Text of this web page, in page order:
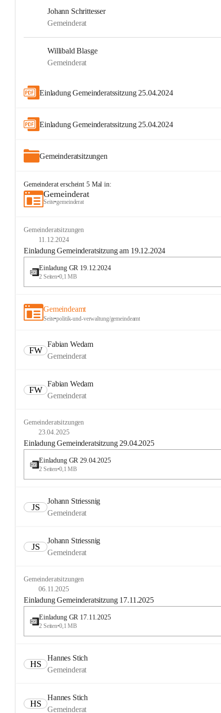
Johann Schrittesser
Gemeinderat
Willibald Blasge
Gemeinderat
Einladung Gemeinderatssitzung 25.04.2024
Einladung Gemeinderatssitzung 25.04.2024
Gemeinderatsitzungen
Gemeinderaterscheint 5Mal in:
Gemeinderat
Seite•gemeinderat
Gemeinderatsitzungen
11.12.2024
Einladung Gemeinderatsitzung am 19.12.2024
Einladung GR 19.12.2024
2 Seiten•0,1 MB
Gemeindeamt
Seite•politik-und-verwaltung/gemeindeamt
FW
Fabian Wedam
Gemeinderat
FW
Fabian Wedam
Gemeinderat
Gemeinderatsitzungen
23.04.2025
Einladung Gemeinderatsitzung 29.04.2025
Einladung GR 29.04.2025
2 Seiten•0,1 MB
JS
Johann Striessnig
Gemeinderat
JS
Johann Striessnig
Gemeinderat
Gemeinderatsitzungen
06.11.2025
Einladung Gemeinderatsitzung 17.11.2025
Einladung GR 17.11.2025
2 Seiten•0,1 MB
HS
Hannes Stich
Gemeinderat
HS
Hannes Stich
Gemeinderat